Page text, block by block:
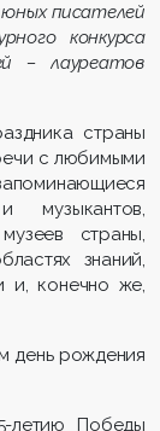
писателей
конкурса
– лауреатов
страны
с любимыми
музыкантов,
страны,
знаний,
и, конечно же,
день рождения
летию Победы